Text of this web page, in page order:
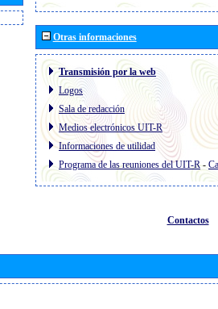
Otras informaciones
Transmisión por la web
Logos
Sala de redacción
Medios electrónicos UIT-R
Informaciones de utilidad
Programa de las reuniones del UIT-R-
Contactos